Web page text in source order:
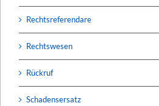
Rechtsreferendare
Rechtswesen
Rückruf
Schadensersatz